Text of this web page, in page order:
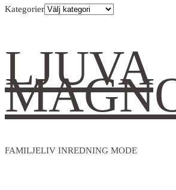
Kategorier
LJUVA
FAMILJELIV INREDNING MODE